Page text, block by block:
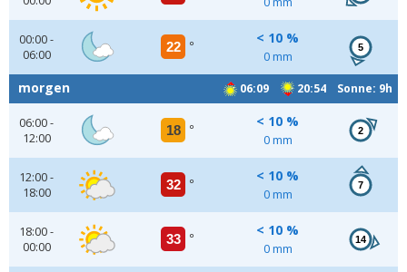
00:00 -
06:00
22 °
< 10 %
0 mm
5
06:09 20:54 Sonne: 9h
morgen
06:00 -
12:00
18 °
< 10 %
0 mm
2
12:00 -
18:00
32 °
< 10 %
0 mm
7
18:00 -
00:00
33 °
< 10 %
0 mm
14